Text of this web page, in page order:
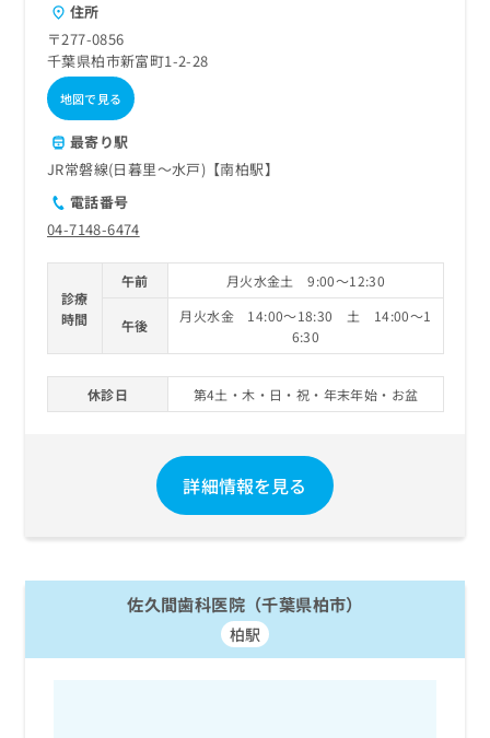
住所
〒277-0856
千葉県柏市新富町1-2-28
地図で見る
最寄り駅
JR常磐線(日暮里～水戸)【南柏駅】
電話番号
04-7148-6474
診療
時間
午前 月火水金土 9:00～12:30
午後
月火水金 14:00～18:30 土 14:00～1
6:30
休診日 第4土・木・日・祝・年末年始・お盆
詳細情報を見る
佐久間歯科医院（千葉県柏市）
柏駅